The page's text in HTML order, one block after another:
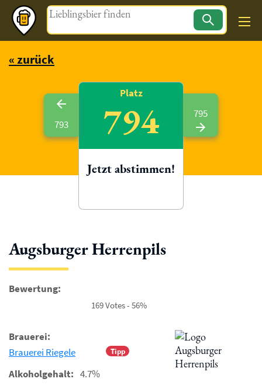
Magazin
« zurück
Augsburger Herrenpils
Bewertung:
169 Votes - 56%
Brauerei:
Tipp
Brauerei Riegele
Alkoholgehalt: 4.7%
793
Platz
794
Jetzt abstimmen!
795